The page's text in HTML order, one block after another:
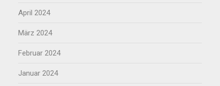
April 2024
März 2024
Februar 2024
Januar 2024